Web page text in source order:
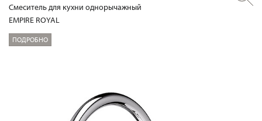
Смеситель для кухни однорычажный
EMPIRE ROYAL
ПОДРОБНО